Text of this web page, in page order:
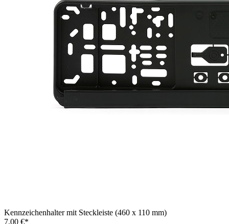
Kennzeichenhalter mit Steckleiste (460 x 110 mm)
7,00 €*